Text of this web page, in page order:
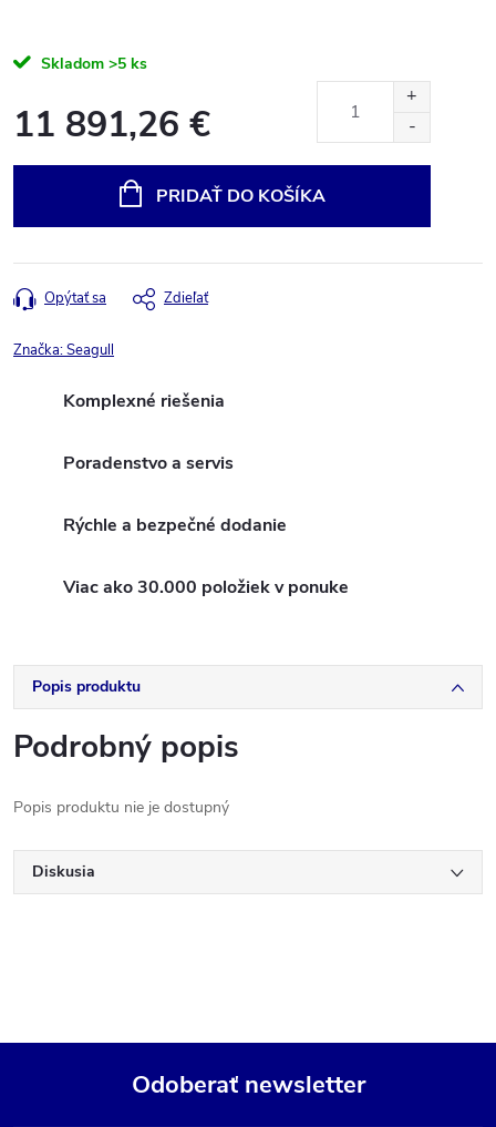
Skladom >5 ks
11 891,26 €
PRIDAŤ DO KOŠÍKA
Opýtať sa Zdieľať
Značka:Seagull
Komplexné riešenia
Poradenstvo a servis
Rýchle a bezpečné dodanie
Viac ako 30.000 položiek v ponuke
Popis produktu
Podrobný popis
Popis produktu nie je dostupný
Diskusia
Odoberať newsletter